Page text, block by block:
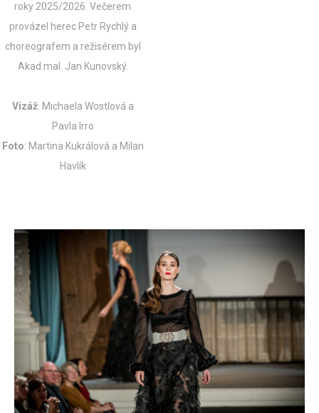
roky 2025/2026. Večerem
provázel herec Petr Rychlý a
choreografem a režisérem byl
Akad.mal. Jan Kunovský.
Vizáž: Michaela Wostlová a
Pavla Irro
Foto: Martina Kukrálová a Milan
Havlík